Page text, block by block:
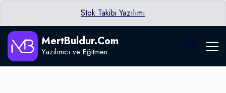
Stok Takibi Yazılımı
MertBuldur.Com
Yazılımcı ve Eğitmen